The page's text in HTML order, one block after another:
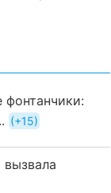
фонтанчики:
+15